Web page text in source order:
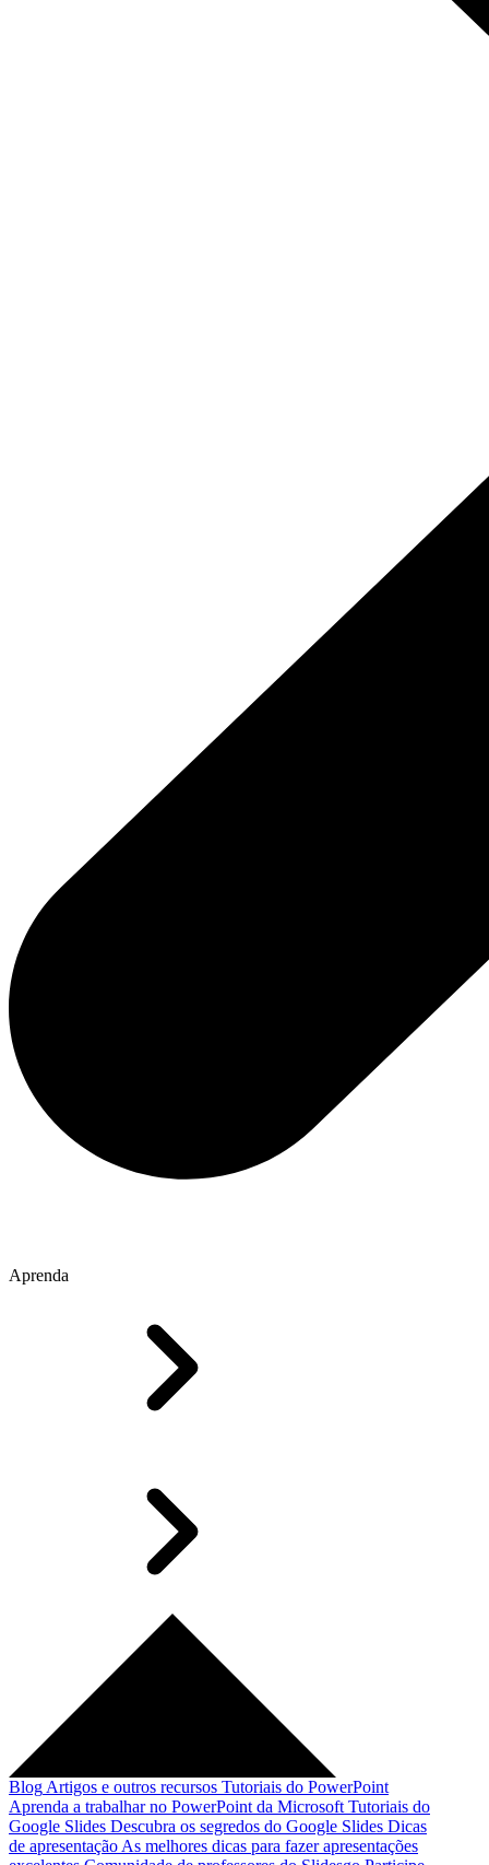
Aprenda
Blog Artigos e outros recursos Tutoriais do PowerPoint
Aprenda a trabalhar no PowerPoint da Microsoft Tutoriais do
Google Slides Descubra os segredos do Google Slides Dicas
de apresentação As melhores dicas para fazer apresentações